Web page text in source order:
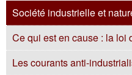
Société industrielle et
Ce qui est en cause : la loi
Les courants anti-